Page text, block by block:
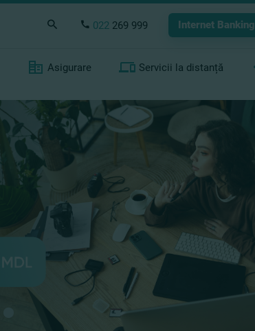
022 269 999 Internet Banking
Asigurare Servicii la distanță